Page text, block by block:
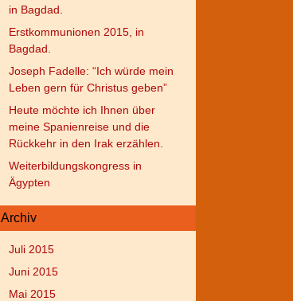
in Bagdad.
Erstkommunionen 2015, in
Bagdad.
Joseph Fadelle: “Ich würde mein
Leben gern für Christus geben”
Heute möchte ich Ihnen über
meine Spanienreise und die
Rückkehr in den Irak erzählen.
Weiterbildungskongress in
Ägypten
Archiv
Juli 2015
Juni 2015
Mai 2015